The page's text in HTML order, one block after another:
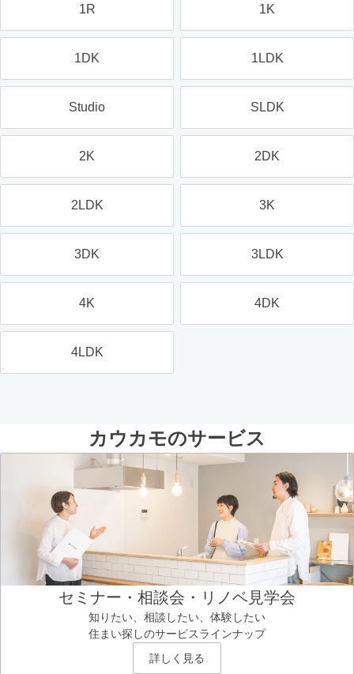
1R 1K
1DK 1LDK
Studio SLDK
2K 2DK
2LDK 3K
3DK 3LDK
4K 4DK
4LDK
カウカモのサービス
セミナー・相談会・リノベ見学会
知りたい、相談したい、体験したい
住まい探しのサービスラインナップ
詳しく見る